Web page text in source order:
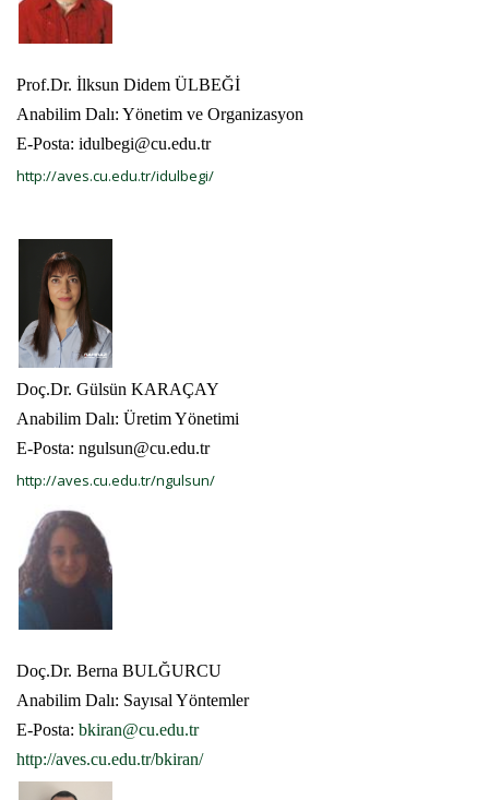
Prof.Dr. İlksun Didem ÜLBEĞİ
Anabilim Dalı: Yönetim ve Organizasyon
E-Posta: idulbegi@cu.edu.tr
http://aves.cu.edu.tr/idulbegi/
Doç.Dr. Gülsün KARAÇAY
Anabilim Dalı: Üretim Yönetimi
E-Posta: ngulsun@cu.edu.tr
http://aves.cu.edu.tr/ngulsun/
Doç.Dr. Berna BULĞURCU
Anabilim Dalı: Sayısal Yöntemler
E-Posta: bkiran@cu.edu.tr
http://aves.cu.edu.tr/bkiran/